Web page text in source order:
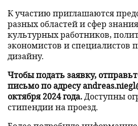
К участию приглашаются
разных областей и сфер
культурных работников,
экономистов и специалистов
дизайну.
Чтобы подать заявку,
письмо по адресу
октября 2024 года. Доступны
стипендии на проезд.